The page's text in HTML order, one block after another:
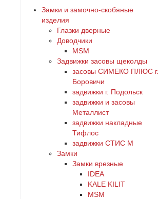
дерево
желтый
Замки и замочно-скобяные
изделия
Глазки дверные
Доводчики
MSM
Задвижки засовы щеколды
заcовы СИМЕКО ПЛЮС г.
Боровичи
задвижки г. Подольск
задвижки и засовы
Металлист
задвижки накладные
Тифлос
задвижки СТИС М
Замки
Замки врезные
IDEA
KALE KILIT
MSM